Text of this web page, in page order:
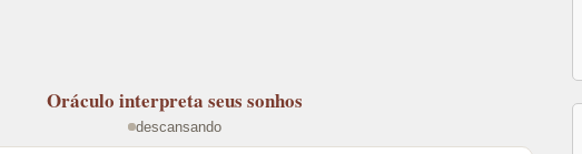
Oráculo interpreta seus sonhos
descansando